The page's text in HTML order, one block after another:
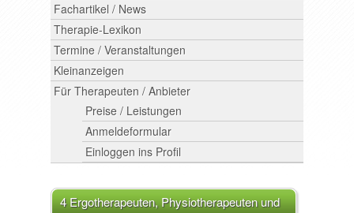
Fachartikel / News
Therapie-Lexikon
Termine / Veranstaltungen
Kleinanzeigen
Für Therapeuten / Anbieter
Preise / Leistungen
Anmeldeformular
Einloggen ins Profil
4 Ergotherapeuten, Physiotherapeuten und